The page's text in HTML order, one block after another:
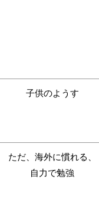
子供のようす
ただ、海外に慣れる、
自力で勉強